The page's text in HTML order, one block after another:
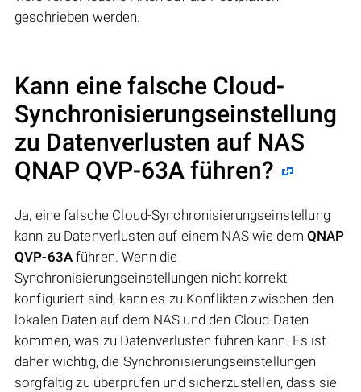
geschrieben werden.
Kann eine falsche Cloud-
Synchronisierungseinstellung
zu Datenverlusten auf NAS
QNAP QVP-63A führen?
Ja, eine falsche Cloud-Synchronisierungseinstellung
kann zu Datenverlusten auf einem NAS wie dem QNAP
QVP-63Aführen. Wenn die
Synchronisierungseinstellungen nicht korrekt
konfiguriert sind, kann es zu Konflikten zwischen den
lokalen Daten auf dem NAS und den Cloud-Daten
kommen, was zu Datenverlusten führen kann. Es ist
daher wichtig, die Synchronisierungseinstellungen
sorgfältig zu überprüfen und sicherzustellen, dass sie